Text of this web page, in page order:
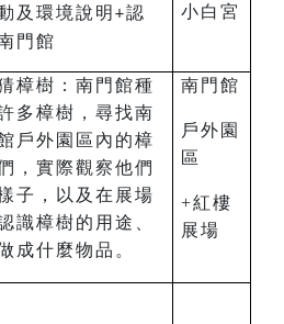
及環境說明 +認
門館
小白宮
樟樹： 南門館種
多樟樹，尋找南
戶外園區內的樟
，實際觀察他們
子，以及在展場
識樟樹的用途、
成什麼物品。
南門館
戶外園
區
+紅樓
展場